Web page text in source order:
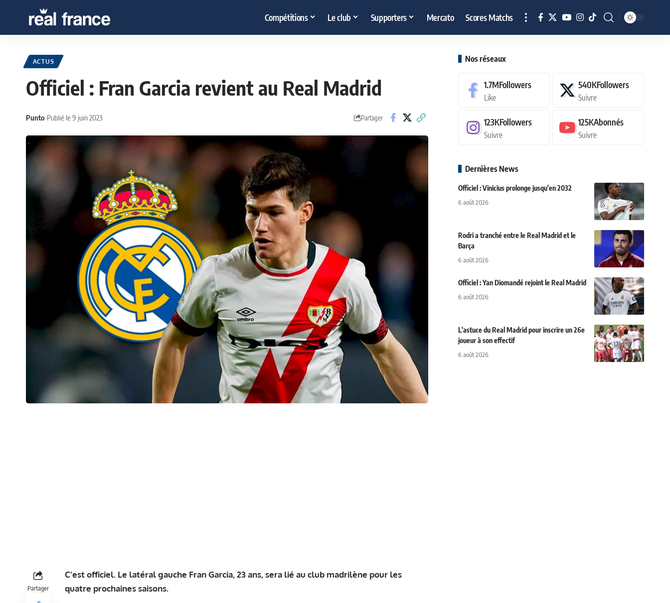
Compétitions Le club Supporters Mercato Scores Matchs
ACTUS
Officiel : Fran Garcia revient au Real Madrid
Punto Publié le 9 juin 2023 Partager
Partager
C’est officiel. Le latéral gauche Fran Garcia, 23 ans, sera lié au club madrilène pour les
quatre prochaines saisons.
Nos réseaux
1.7MFollowers
Like
540KFollowers
Suivre
123KFollowers
Suivre
125KAbonnés
Suivre
Dernières News
Officiel : Vinicius prolonge jusqu'en 2032
6 août 2026
Rodri a tranché entre le Real Madrid et le
Barça
6 août 2026
Officiel : Yan Diomandé rejoint le Real Madrid
6 août 2026
L'astuce du Real Madrid pour inscrire un 26e
joueur à son effectif
6 août 2026